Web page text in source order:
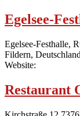
Egelsee-
Egelsee-Festhalle,
Fildern, Deutschland
Website:
Restaurant